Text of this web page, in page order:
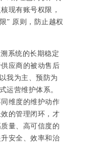
现有账号权限，
” 原则，防止越权
系统的长期稳定
应商的被动售后
我为主、预防为
运营维护体系。
维度的维护动作
的管理闭环，才
量、高可信度的
安全、效率和治